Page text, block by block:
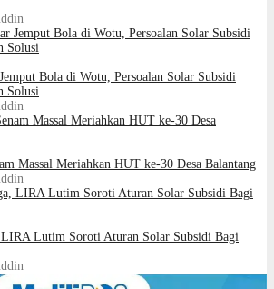
Bola di Wotu, Persoalan Solar Subsidi
Solusi
Massal Meriahkan HUT ke-30 Desa Balantang
Lutim Soroti Aturan Solar Subsidi Bagi